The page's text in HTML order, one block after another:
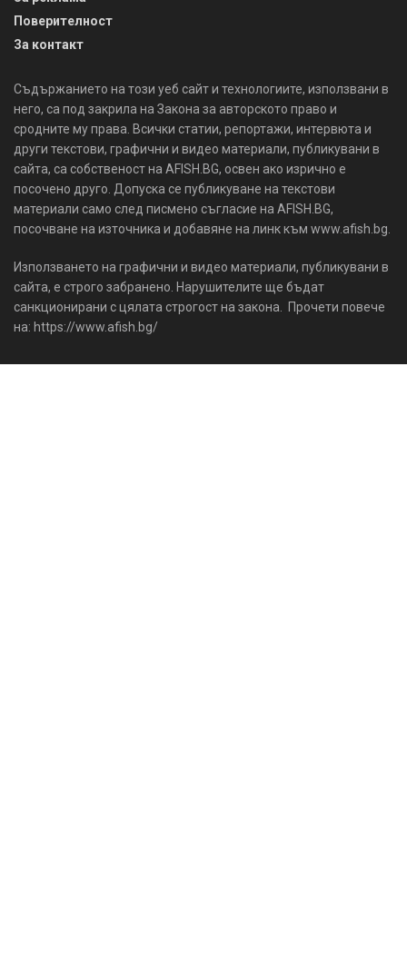
Поверителност
За контакт
Съдържанието на този уеб сайт и технологиите, използвани в
него, са под закрила на Закона за авторското право и
сродните му права. Всички статии, репортажи, интервюта и
други текстови, графични и видео материали, публикувани в
сайта, са собственост на AFISH.BG, освен ако изрично е
посочено друго. Допуска се публикуване на текстови
материали само след писмено съгласие на AFISH.BG,
посочване на източника и добавяне на линк към www.afish.bg.
Използването на графични и видео материали, публикувани в
сайта, е строго забранено. Нарушителите ще бъдат
санкционирани с цялата строгост на закона. Прочети повече
на: https://www.afish.bg/